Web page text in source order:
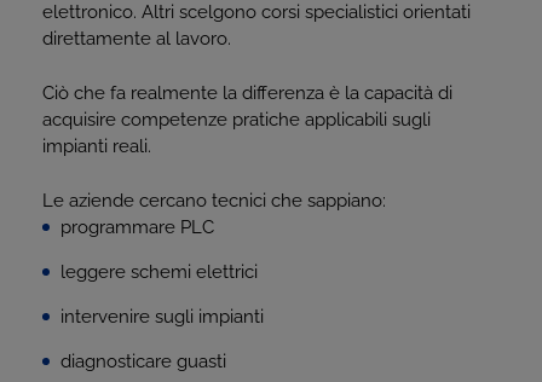
elettronico. Altri scelgono corsi specialistici orientati
direttamente al lavoro.
Ciò che fa realmente la differenza è la capacità di
acquisire competenze pratiche applicabili sugli
impianti reali.
Le aziende cercano tecnici che sappiano:
programmare PLC
leggere schemi elettrici
intervenire sugli impianti
diagnosticare guasti